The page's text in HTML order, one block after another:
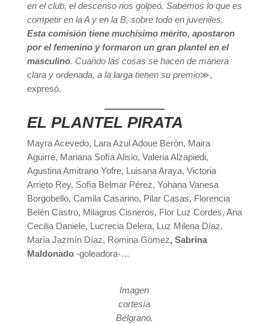
en el club, el descenso nos golpeó. Sabemos lo que es
competir en la A y en la B, sobre todo en juveniles.
Esta comisión tiene muchísimo mérito, apostaron
por el femenino y formaron un gran plantel en el
masculino. Cuando las cosas se hacen de manera
clara y ordenada, a la larga tienen su premio≫,
expresó.
EL PLANTEL PIRATA
Mayra Acevedo, Lara Azul Adoue Berón, Maira
Aguirre, Mariana Sofía Alisio, Valeria Alzapiedi,
Agustina Amitrano Yofre, Luisana Araya, Victoria
Arrieto Rey, Sofía Belmar Pérez, Yohana Vanesa
Borgobello, Camila Casarino, Pilar Casas, Florencia
Belén Castro, Milagros Cisneros, Flor Luz Cordes, Ana
Cecilia Daniele, Lucrecia Delera, Luz Milena Díaz,
María Jazmín Díaz, Romina Gómez, Sabrina
Maldonado-goleadora-…
Imagen
cortesía
Belgrano.